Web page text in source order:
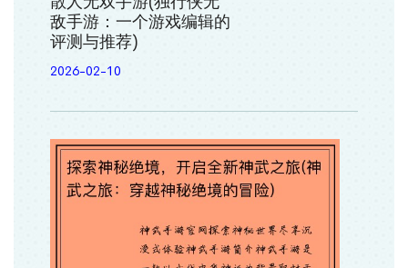
敌手游：一个游戏编辑的
评测与推荐)
2026-02-10